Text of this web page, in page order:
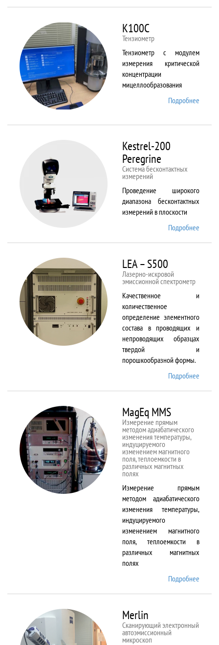
K100C
Тензиометр
Тензиометр с модулем
измерения критической
концентрации
мицеллообразования
Подробнее
Kestrel-200
Peregrine
Система бесконтактных
измерений
Проведение широкого
диапазона бесконтактных
измерений в плоскости
Подробнее
LEA – S500
Лазерно-искровой
эмиссионной спектрометр
Качественное и
количественное
определение элементного
состава в проводящих и
непроводящих образцах
твердой и
порошкообразной формы.
Подробнее
MagEq MMS
Измерение прямым
методом адиабатического
изменения температуры,
индуцируемого
изменением магнитного
поля, теплоемкости в
различных магнитных
полях
Измерение прямым
методом адиабатического
изменения температуры,
индуцируемого
изменением магнитного
поля, теплоемкости в
различных магнитных
полях
Подробнее
Merlin
Сканирующий электронный
автоэмиссионный
микроскоп